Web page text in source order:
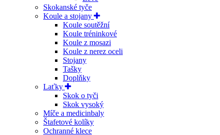
Skokanské tyče
Koule a stojany
Koule soutěžní
Koule tréninkové
Koule z mosazi
Koule z nerez oceli
Stojany
Tašky
Doplňky
Laťky
Skok o tyči
Skok vysoký
Míče a medicinbaly
Štafetové kolíky
Ochranné klece